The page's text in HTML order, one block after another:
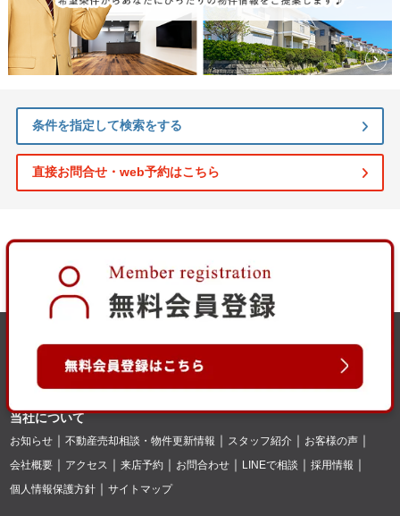
条件を指定して検索をする
直接お問合せ・web予約はこちら
当社について
お知らせ 不動産売却相談・物件更新情報 スタッフ紹介
お客様の声
会社概要
アクセス 来店予約 お問合わせ LINEで相談
採用情報
個人情報保護方針
サイトマップ